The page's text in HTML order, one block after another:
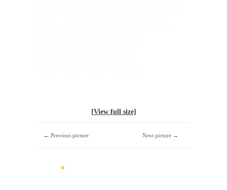
[View full size]
← Previous picture Next picture →